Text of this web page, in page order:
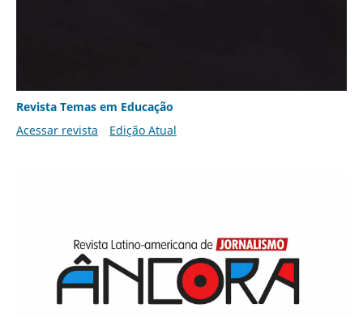
Revista Temas em Educação
Acessar revista
Edição Atual